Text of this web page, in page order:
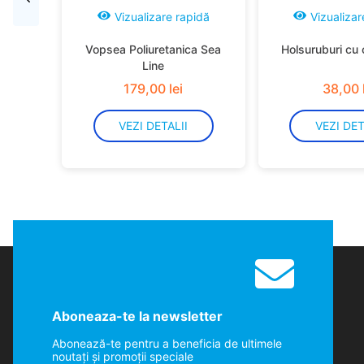
Vizualizare rapidă
Vopsea Poliuretanica Sea
Line
179,00 lei
VEZI DETALII
Holsuruburi cu
38,00
VEZI
Aboneaza-te la newsletter
Abonează-te pentru a beneficia de ultimele
noutaţi şi promoţii speciale